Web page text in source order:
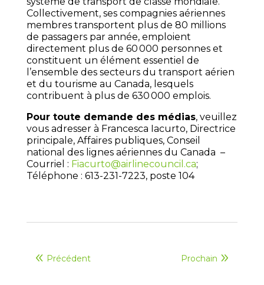
Collectivement, ses compagnies aériennes
membres transportent plus de 80 millions
de passagers par année, emploient
directement plus de 60 000 personnes et
constituent un élément essentiel de
l’ensemble des secteurs du transport aérien
et du tourisme au Canada, lesquels
contribuent à plus de 630 000 emplois.
Pour toute demande des médias, veuillez
vous adresser à Francesca Iacurto, Directrice
principale, Affaires publiques, Conseil
national des lignes aériennes du Canada –
Courriel : Fiacurto@airlinecouncil.ca;
Téléphone : 613-231-7223, poste 104
Précédent Prochain